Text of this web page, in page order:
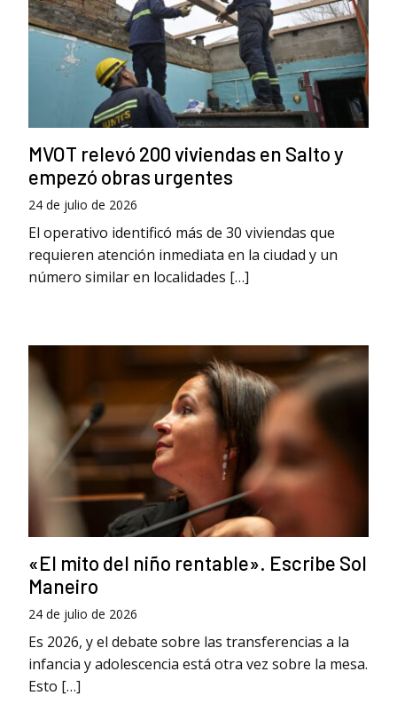
MVOT relevó 200 viviendas en Salto y
empezó obras urgentes
24 de julio de 2026
El operativo identificó más de 30 viviendas que
requieren atención inmediata en la ciudad y un
número similar en localidades […]
«El mito del niño rentable». Escribe Sol
Maneiro
24 de julio de 2026
Es 2026, y el debate sobre las transferencias a la
infancia y adolescencia está otra vez sobre la mesa.
Esto […]